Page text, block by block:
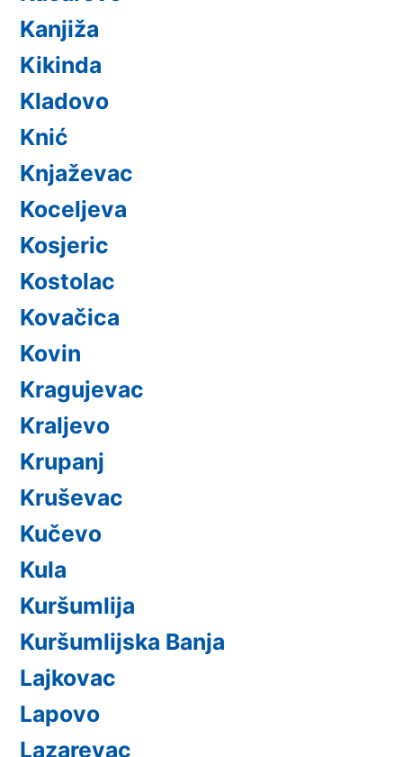
Kanjiža
Kikinda
Kladovo
Knić
Knjaževac
Koceljeva
Kosjeric
Kostolac
Kovačica
Kovin
Kragujevac
Kraljevo
Krupanj
Kruševac
Kučevo
Kula
Kuršumlija
Kuršumlijska Banja
Lajkovac
Lapovo
Lazarevac